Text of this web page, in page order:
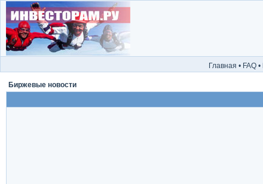
Главная • FAQ •
Биржевые новости